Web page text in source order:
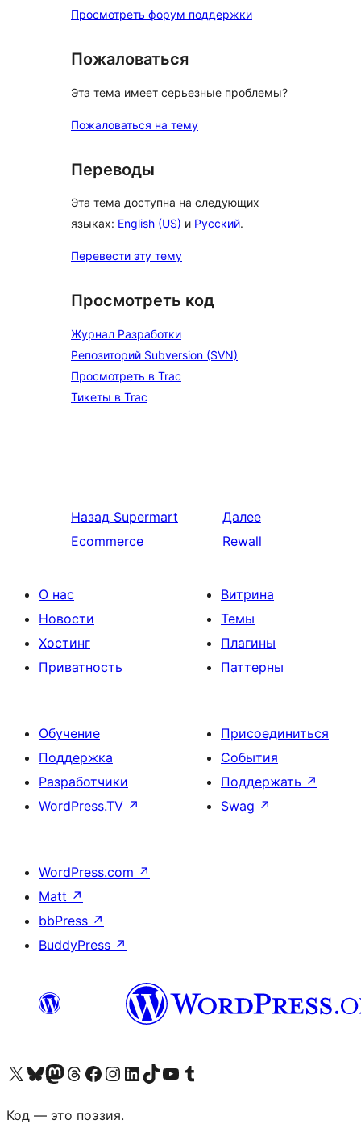
Просмотреть форум поддержки
Пожаловаться
Эта тема имеет серьезные проблемы?
Пожаловаться на тему
Переводы
Эта тема доступна на следующих
языках: English (US) и Русский.
Перевести эту тему
Просмотреть код
Журнал Разработки
Репозиторий Subversion (SVN)
Просмотреть в Trac
Тикеты в Trac
Назад Supermart
Ecommerce
Далее
Rewall
О нас
Новости
Хостинг
Приватность
Витрина
Темы
Плагины
Паттерны
Обучение
Поддержка
Разработчики
WordPress.TV ↗
Присоединиться
События
Поддержать ↗
Swag ↗
WordPress.com ↗
Matt ↗
bbPress ↗
BuddyPress ↗
Посетите нас в X (ранее Twitter)
Посетите нашу учётную запись в Bluesky
Посетите нашу ленту в Mastodon
Посетите нашу учётную запись в Threads
Посетите нашу страницу на Facebook
Посетите наш Instagram
Посетите нашу страницу в LinkedIn
Посетите нашу учётную запись в TikTok
Посетите наш канал YouTube
Посетите нашу учётную запись в Tumblr
Код — это поэзия.